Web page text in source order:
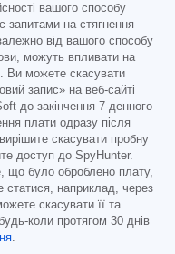
вашого способу
запитами на стягнення
від вашого способу
можуть впливати на
Ви можете скасувати
запис» на веб-сайті
до закінчення 7-денного
плати одразу після
скасувати пробну
доступ до SpyHunter.
що було оброблено плату,
статися, наприклад, через
скасувати її та
коли протягом 30 днів
.